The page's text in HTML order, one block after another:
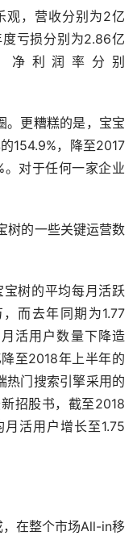
观，营收分别为2亿
亏损分别为2.86亿
净利润率分别
。更糟糕的是，宝宝
154.9%，降至2017
。对于任何一家企业
树的一些关键运营数
树的平均每月活跃
而去年同期为1.77
活用户数量下降造
至2018年上半年的
热门搜索引擎采用的
招股书，截至2018
活用户增长至1.75
在整个市场All-in移